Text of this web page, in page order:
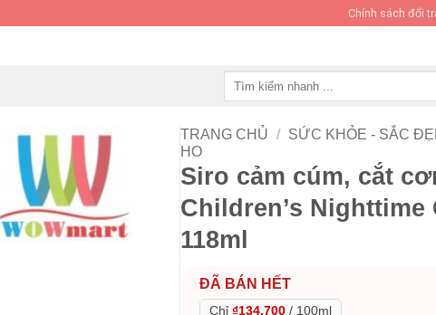
Chính sách đổi
TRANG CHỦ / SỨC KHỎE - SẮC
HO
Siro cảm cúm, cắt
Children’s
118ml
ĐÃ BÁN HẾT
Chỉ ₫134,700 / 100ml